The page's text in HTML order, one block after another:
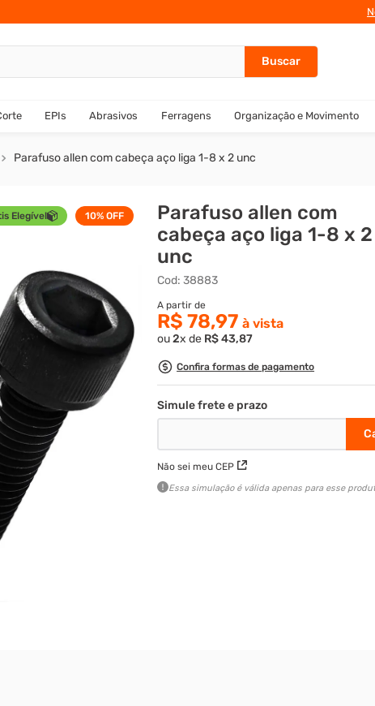
pagamento
EPIs Abrasivos Ferragens Organização e Movimento
Parafuso allen com cabeça aço liga 1-8 x 2 unc
Elegível 10%OFF
Parafuso allen com
cabeça aço liga 1-8 x 2
unc
Cod:38883
R$ 78,97
ou2x de R$43,87
Confira formas de pagamento
Não sei meu CEP
Essa simulação é válida apenas para esse